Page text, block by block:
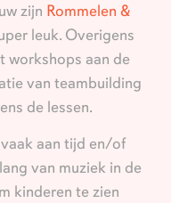
zijn Rommelen &
leuk. Overigens
workshops aan de
van teambuilding
de lessen.
aan tijd en/of
van muziek in de
kinderen te zien